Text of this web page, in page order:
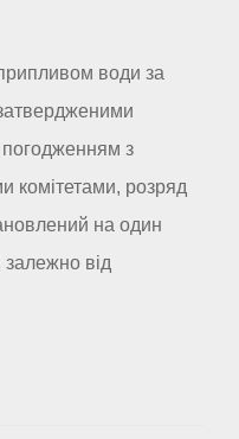
води за
з
комітетами, розряд
на один
від